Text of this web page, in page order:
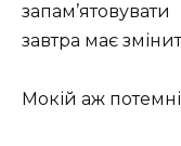
завтра має
Мокій аж